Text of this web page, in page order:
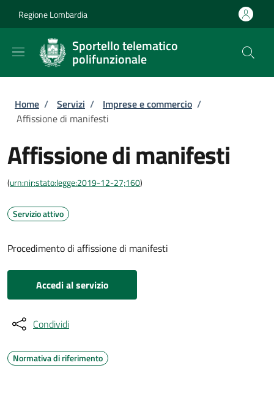
Regione Lombardia
Sportello telematico
polifunzionale
Briciole di pane
Home / Servizi / Imprese e commercio /
Affissione di manifesti
Affissione di manifesti
(urn:nir:stato:legge:2019-12-27;160)
Servizio attivo
Procedimento di affissione di manifesti
Accedi al servizio
Condividi
Normativa di riferimento